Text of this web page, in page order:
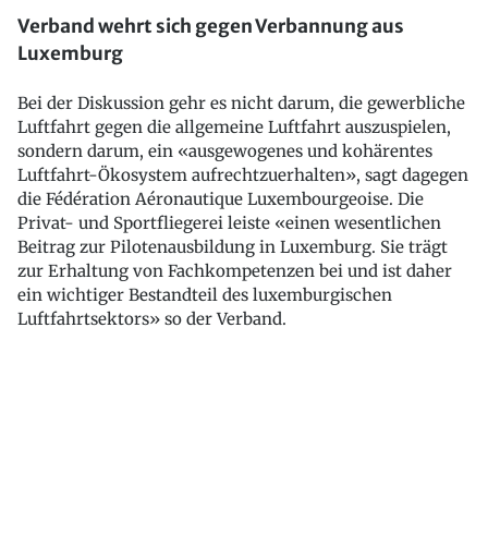
Verband wehrt sich gegen Verbannung aus
Luxemburg
Bei der Diskussion gehr es nicht darum, die gewerbliche
Luftfahrt gegen die allgemeine Luftfahrt auszuspielen,
sondern darum, ein «ausgewogenes und kohärentes
Luftfahrt-Ökosystem aufrechtzuerhalten», sagt dagegen
die Fédération Aéronautique Luxembourgeoise. Die
Privat- und Sportfliegerei leiste «einen wesentlichen
Beitrag zur Pilotenausbildung in Luxemburg. Sie trägt
zur Erhaltung von Fachkompetenzen bei und ist daher
ein wichtiger Bestandteil des luxemburgischen
Luftfahrtsektors» so der Verband.